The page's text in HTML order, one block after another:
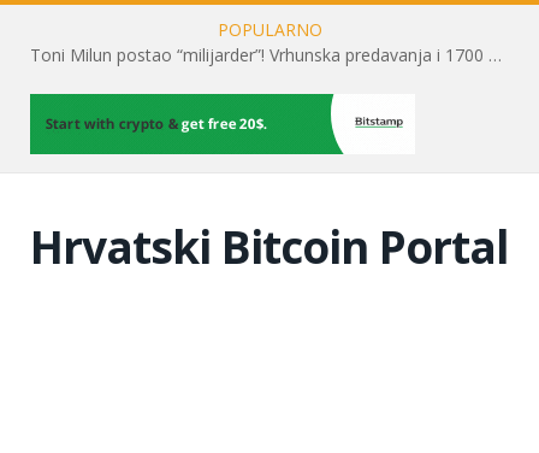
POPULARNO
Toni Milun postao “milijarder”! Vrhunska predavanja i 1700 posjetitelja obilježili su mjesec financijske pismenosti
Hrvatski Bitcoin Portal